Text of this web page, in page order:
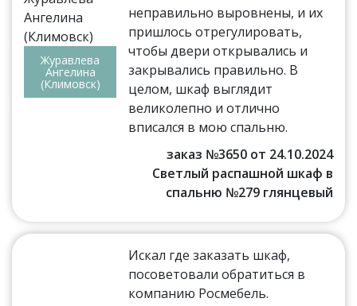
Журавлева
Ангелина
(Климовск)
неправильно выровнены, и их
пришлось отрегулировать,
чтобы двери открывались и
закрывались правильно. В
целом, шкаф выглядит
великолепно и отлично
вписался в мою спальню.
заказ №3650 от 24.10.2024
Светлый распашной шкаф в
спальню №279 глянцевый
Искал где заказать шкаф,
посоветовали обратиться в
компанию Росмебель.